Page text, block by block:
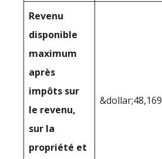
Revenu
disponible
maximum
après
impôts sur
le revenu,
sur la
propriété et
&dollar;48,169